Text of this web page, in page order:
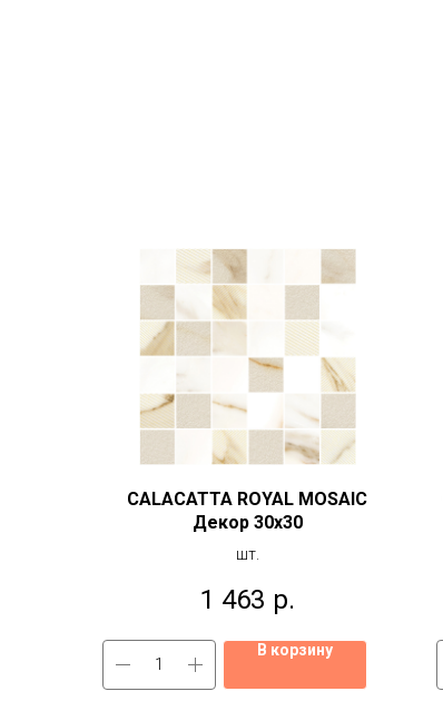
CALACATTA ROYAL MOSAIC
Декор 30x30
шт.
1 463 р.
В корзину